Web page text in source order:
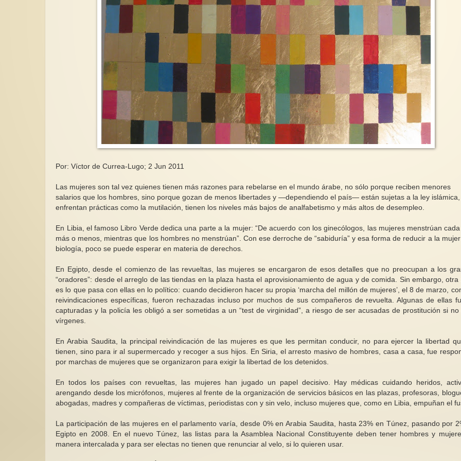
Por: Víctor de Currea-Lugo; 2 Jun 2011
Las mujeres son tal vez quienes tienen más razones para rebelarse en el mundo árabe, no sólo porque reciben menores
salarios que los hombres, sino porque gozan de menos libertades y —dependiendo el país— están sujetas a la ley islámica,
enfrentan prácticas como la mutilación, tienen los niveles más bajos de analfabetismo y más altos de desempleo.
En Libia, el famoso Libro Verde dedica una parte a la mujer: “De acuerdo con los ginecólogos, las mujeres menstrúan
más o menos, mientras que los hombres no menstrúan”. Con ese derroche de “sabiduría” y esa forma de reducir a la
biología, poco se puede esperar en materia de derechos.
En Egipto, desde el comienzo de las revueltas, las mujeres se encargaron de esos detalles que no preocupan a los
“oradores”: desde el arreglo de las tiendas en la plaza hasta el aprovisionamiento de agua y de comida. Sin embargo, otra
es lo que pasa con ellas en lo político: cuando decidieron hacer su propia ‘marcha del millón de mujeres’, el 8 de marzo,
reivindicaciones específicas, fueron rechazadas incluso por muchos de sus compañeros de revuelta. Algunas de ellas
capturadas y la policía les obligó a ser sometidas a un “test de virginidad”, a riesgo de ser acusadas de prostitución si no
vírgenes.
En Arabia Saudita, la principal reivindicación de las mujeres es que les permitan conducir, no para ejercer la libertad
tienen, sino para ir al supermercado y recoger a sus hijos. En Siria, el arresto masivo de hombres, casa a casa, fue
por marchas de mujeres que se organizaron para exigir la libertad de los detenidos.
En todos los países con revueltas, las mujeres han jugado un papel decisivo. Hay médicas cuidando heridos,
arengando desde los micrófonos, mujeres al frente de la organización de servicios básicos en las plazas, profesoras,
abogadas, madres y compañeras de víctimas, periodistas con y sin velo, incluso mujeres que, como en Libia, empuñan el
La participación de las mujeres en el parlamento varía, desde 0% en Arabia Saudita, hasta 23% en Túnez, pasando por
Egipto en 2008. En el nuevo Túnez, las listas para la Asamblea Nacional Constituyente deben tener hombres y
manera intercalada y para ser electas no tienen que renunciar al velo, si lo quieren usar.
Conociendo el cuerpo de la mujer
3/3
penetración sexual . El...
Antagonismos
para la cuarta ola (1)
feminismo y
una etapa de
pero...